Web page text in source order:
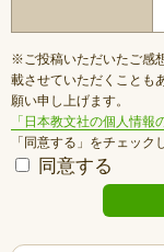
※ご投稿いただいたご感
載させていただくことも
願い申し上げます。
「日本教文社の個人情報
「同意する」をチェック
同意する